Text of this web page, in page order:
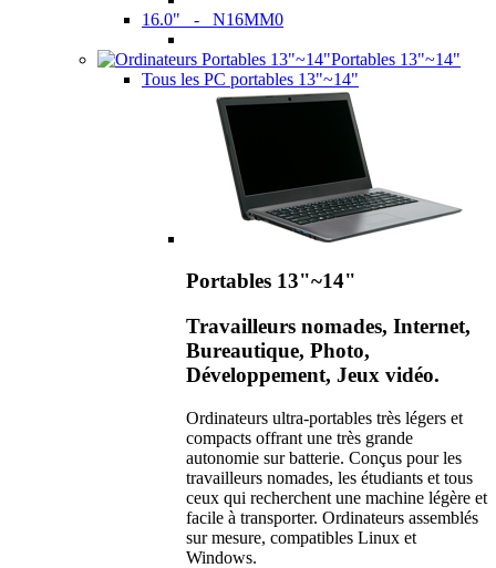
16.0" - N16MM0
Portables 13"~14"
Tous les PC portables 13"~14"
Portables 13"~14"
Travailleurs nomades, Internet,
Bureautique, Photo,
Développement, Jeux vidéo.
Ordinateurs ultra-portables très légers et
compacts offrant une très grande
autonomie sur batterie. Conçus pour les
travailleurs nomades, les étudiants et tous
ceux qui recherchent une machine légère et
facile à transporter. Ordinateurs assemblés
sur mesure, compatibles Linux et
Windows.